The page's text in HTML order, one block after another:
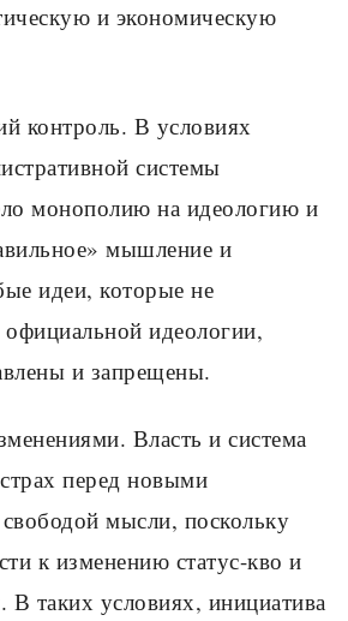
и экономическую
контроль. В условиях
системы
монополию на идеологию и
мышление и
идеи, которые не
официальной идеологии,
и запрещены.
Власть и система
перед новыми
мысли, поскольку
к изменению статус-кво и
В таких условиях, инициатива